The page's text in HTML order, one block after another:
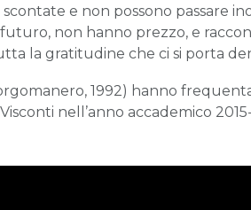
e non possono passare
non hanno prezzo, e
la gratitudine che ci si porta
1992) hanno
nell’anno accademico